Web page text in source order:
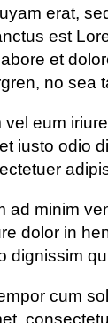
erat,
est
et
no sea
vel eum
iusto odio
ad minim
dolor in
dignissim
cum